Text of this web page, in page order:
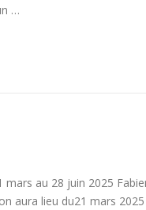
…
au 28 juin 2025
aura lieu du21 mars